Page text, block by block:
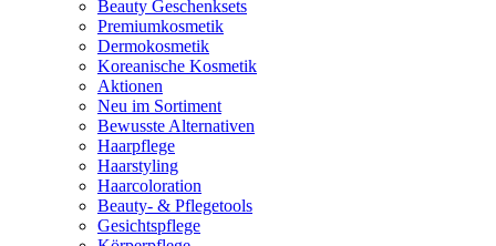
Beauty Geschenksets
Premiumkosmetik
Dermokosmetik
Koreanische Kosmetik
Aktionen
Neu im Sortiment
Bewusste Alternativen
Haarpflege
Haarstyling
Haarcoloration
Beauty- & Pflegetools
Gesichtspflege